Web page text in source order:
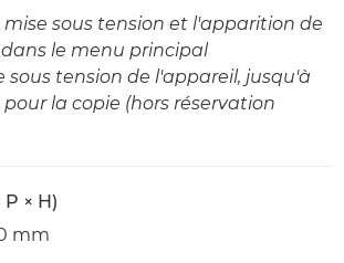
mise sous tension et l'apparition de
le menu principal
sous tension de l'appareil, jusqu'à
la copie (hors réservation
× H)
mm